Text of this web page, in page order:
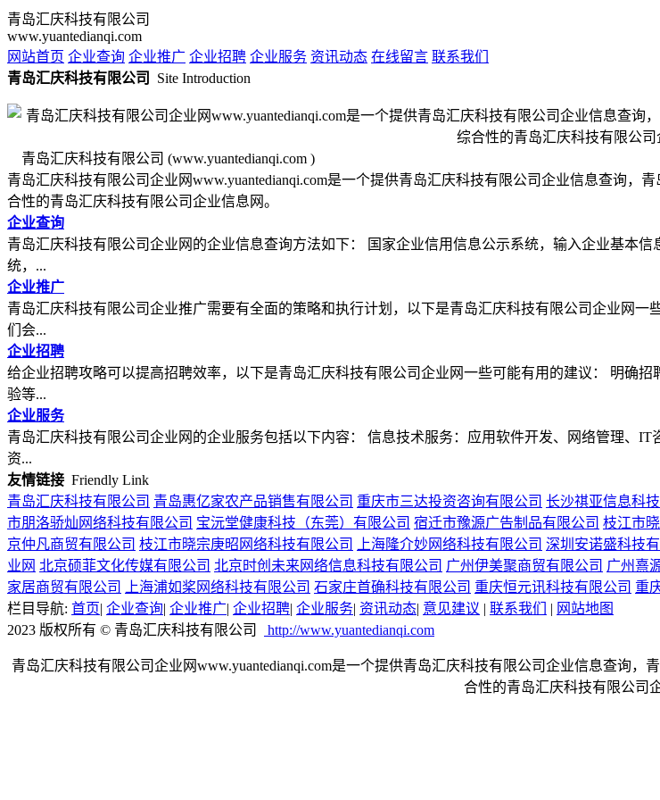
青岛汇庆科技有限公司
www.yuantedianqi.com
网站首页 企业查询 企业推广 企业招聘 企业服务 资讯动态 在线留言 联系我们
青岛汇庆科技有限公司
Site Introduction
青岛汇庆科技有限公司 (www.yuantedianqi.com )
青岛汇庆科技有限公司企业网www.yuantedianqi.com是一个提供青岛汇庆科技有限公司企业信息查询
合性的青岛汇庆科技有限公司企业信息网。
企业查询
青岛汇庆科技有限公司企业网的企业信息查询方法如下： 国家企业信用信息公示系统，输入企业基本
统，...
企业推广
青岛汇庆科技有限公司企业推广需要有全面的策略和执行计划，以下是青岛汇庆科技有限公司企业网
们会...
企业招聘
给企业招聘攻略可以提高招聘效率，以下是青岛汇庆科技有限公司企业网一些可能有用的建议： 明确
验等...
企业服务
青岛汇庆科技有限公司企业网的企业服务包括以下内容： 信息技术服务：应用软件开发、网络管理、
资...
友情链接 Friendly Link
青岛汇庆科技有限公司 青岛惠亿家农产品销售有限公司 重庆市三达投资咨询有限公司 长沙祺亚信息科
市朋洛骄灿网络科技有限公司 宝沅堂健康科技（东莞）有限公司 宿迁市豫源广告制品有限公司 枝江市
京仲凡商贸有限公司 枝江市晓宗庚昭网络科技有限公司 上海隆介妙网络科技有限公司 深圳安诺盛科技
业网 北京硕菲文化传媒有限公司 北京时创未来网络信息科技有限公司 广州伊美聚商贸有限公司 广州熹
家居商贸有限公司
上海浦如桨网络科技有限公司 石家庄首确科技有限公司 重庆恒元讯科技有限公司 重
栏目导航: 首页| 企业查询| 企业推广| 企业招聘| 企业服务| 资讯动态| 意见建议 | 联系我们 | 网站地图
2023 版权所有 © 青岛汇庆科技有限公司
http://www.yuantedianqi.com
青岛汇庆科技有限公司企业网www.yuantedianqi.com是一个提供青岛汇庆科技有限公司企业信息查询
合性的青岛汇庆科技有限公司